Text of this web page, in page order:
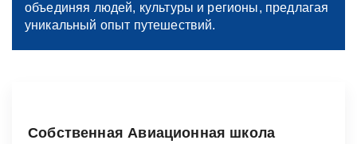
объединяя людей, культуры и регионы, предлагая
уникальный опыт путешествий.
Собственная Авиационная школа